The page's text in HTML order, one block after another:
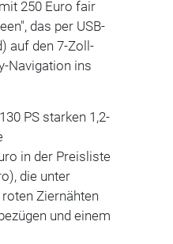
250 Euro fair
das per USB-
auf den 7-Zoll-
Navigation ins
PS starken 1,2-
in der Preisliste
die unter
Ziernähten
und einem